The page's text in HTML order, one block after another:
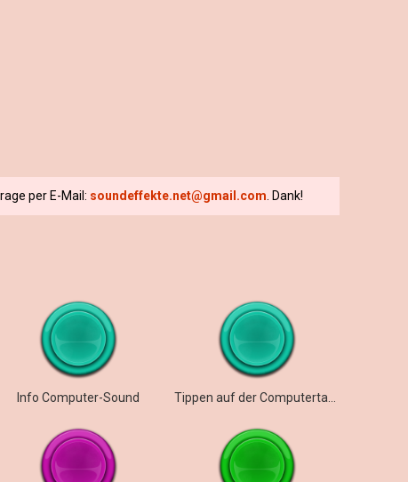
per E-Mail: soundeffekte.net@gmail.com . Dank!
Info Computer-Sound